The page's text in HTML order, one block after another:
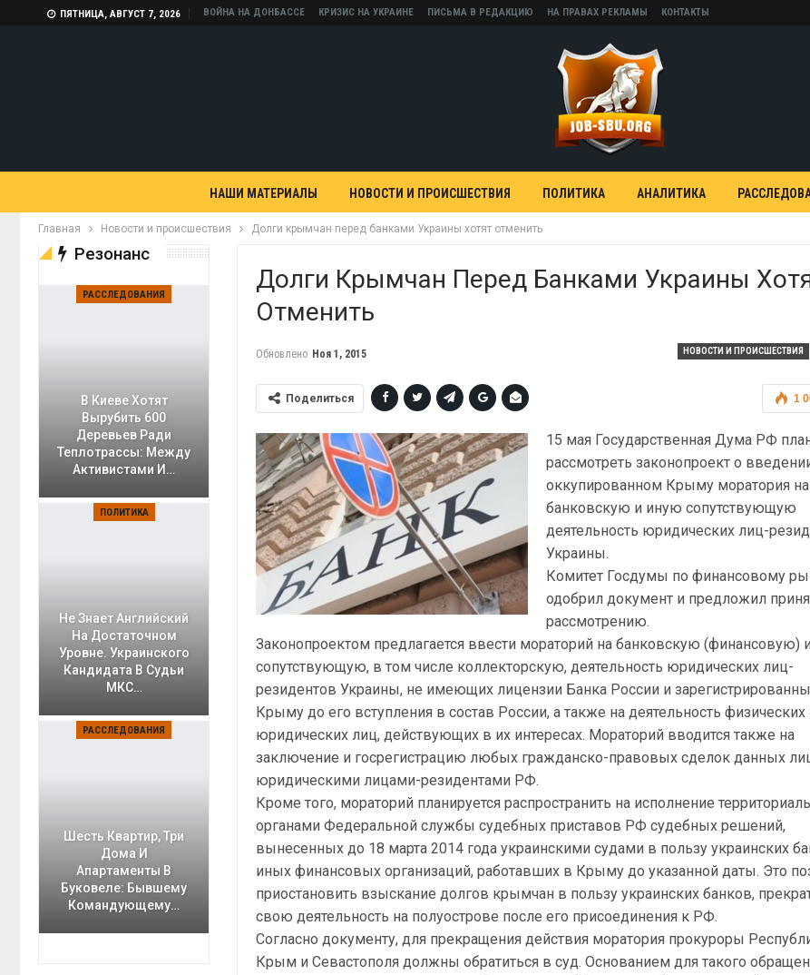
ПЯТНИЦА, АВГУСТ 7, 2026 ВОЙНА НА ДОНБАССЕ КРИЗИС НА УКРАИНЕ ПИСЬМА В РЕДАКЦИЮ НА ПРАВАХ РЕКЛАМЫ КОНТАКТЫ
НАШИ МАТЕРИАЛЫ НОВОСТИ И ПРОИСШЕСТВИЯ ПОЛИТИКА АНАЛИТИКА
Главная Новости и происшествия Долги крымчан перед банками Украины хотят отменить
Долги Крымчан Перед Банками Украины
Отменить
НОВОСТИ И ПРОИСШЕСТВИЯ
Обновлено Ноя 1, 2015
1
Поделиться
15 мая Государственная Дума РФ
рассмотреть законопроект о
оккупированном Крыму моратория на
банковскую и иную сопутствующую
деятельность юридических лиц-
Украины.
Комитет Госдумы по финансовому
одобрил документ и предложил
рассмотрению.
Законопроектом предлагается ввести мораторий на банковскую (финансовую) и
сопутствующую, в том числе коллекторскую, деятельность юридических лиц-
резидентов Украины, не имеющих лицензии Банка России и
Крыму до его вступления в состав России, а также на деятельность физических
юридических лиц, действующих в их интересах. Мораторий вводится также на
заключение и госрегистрацию любых гражданско-правовых сделок данных
юридическими лицами-резидентами РФ.
Кроме того, мораторий планируется распространить на исполнение
органами Федеральной службы судебных приставов РФ судебных решений,
вынесенных до 18 марта 2014 года украинскими судами в пользу украинских
иных финансовых организаций, работавших в Крыму до указанной даты. Это
приостановить взыскание долгов крымчан в пользу украинских банков,
свою деятельность на полуострове после его присоединения к РФ.
Согласно документу, для прекращения действия моратория прокуроры
Крым и Севастополя должны обратиться в суд. Основанием для такого
Резонанс
РАССЛЕДОВАНИЯ
В Киеве Хотят
Вырубить 600
Деревьев Ради
Теплотрассы: Между
Активистами И…
ПОЛИТИКА
Не Знает Английский
На Достаточном
Уровне. Украинского
Кандидата В Судьи
МКС…
РАССЛЕДОВАНИЯ
Шесть Квартир, Три
Дома И
Апартаменты В
Буковеле: Бывшему
Командующему…